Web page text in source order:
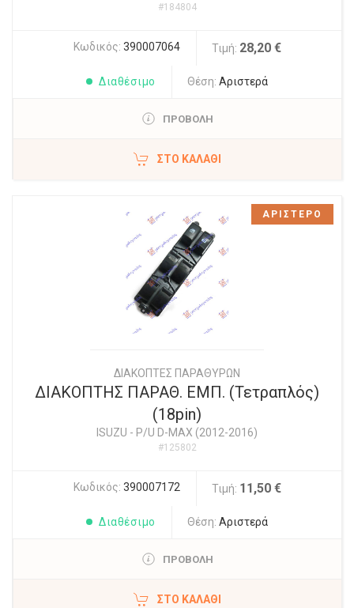
#184804
Κωδικός: 390007064 Τιμή: 28,20 €
Διαθέσιμο Θέση: Αριστερά
ΠΡΟΒΟΛΗ
ΣΤΟ ΚΑΛΆΘΙ
ΔΙΑΚΟΠΤΕΣ ΠΑΡΑΘΥΡΩΝ
ΔΙΑΚΟΠΤΗΣ ΠΑΡΑΘ. ΕΜΠ. (Τετραπλός)
(18pin)
ISUZU - P/U D-MAX (2012-2016)
#125802
Κωδικός: 390007172 Τιμή: 11,50 €
Διαθέσιμο Θέση: Αριστερά
ΠΡΟΒΟΛΗ
ΣΤΟ ΚΑΛΆΘΙ
ΑΡΙΣΤΕΡΟ